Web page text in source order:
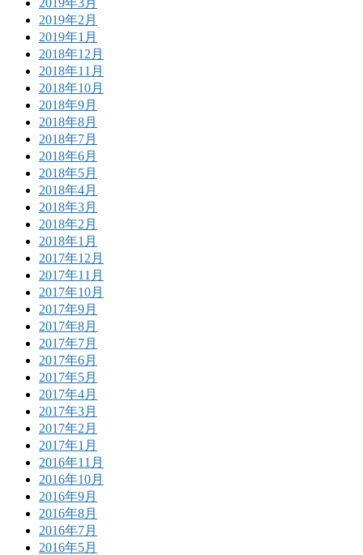
2019年2月
2019年1月
2018年12月
2018年11月
2018年10月
2018年9月
2018年8月
2018年7月
2018年6月
2018年5月
2018年4月
2018年3月
2018年2月
2018年1月
2017年12月
2017年11月
2017年10月
2017年9月
2017年8月
2017年7月
2017年6月
2017年5月
2017年4月
2017年3月
2017年2月
2017年1月
2016年11月
2016年10月
2016年9月
2016年8月
2016年7月
2016年5月